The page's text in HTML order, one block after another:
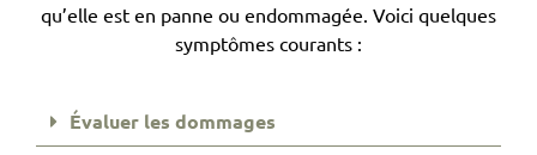
qu’elle est en panne ou endommagée. Voici quelques
symptômes courants :
Évaluer les dommages